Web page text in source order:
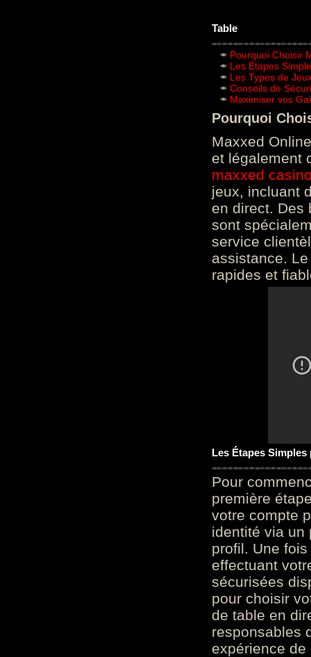
Table
Pourquoi Choisir
Les Étapes
Les Types de
Conseils de
Maximiser vos
Pourquoi
Maxxed
et légalement
maxxed
jeux, incluant
en direct. Des
sont
service
assistance.
rapides et
Les Étapes
Pour
première
votre compte
identité via un
profil. Une
effectuant
sécurisées
pour choisir
de table en
responsables
expérience